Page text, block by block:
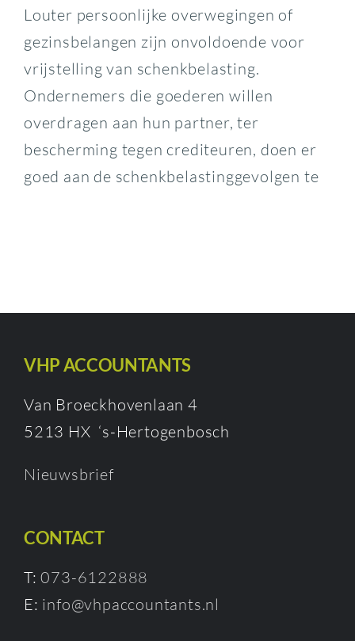
Louter persoonlijke overwegingen of
gezinsbelangen zijn onvoldoende voor
vrijstelling van schenkbelasting.
Ondernemers die goederen willen
overdragen aan hun partner, ter
bescherming tegen crediteuren, doen er
goed aan de schenkbelastinggevolgen te
VHP ACCOUNTANTS
Van Broeckhovenlaan 4
5213 HX ‘s-Hertogenbosch
Nieuwsbrief
CONTACT
T:073-6122888
E: info@vhpaccountants.nl